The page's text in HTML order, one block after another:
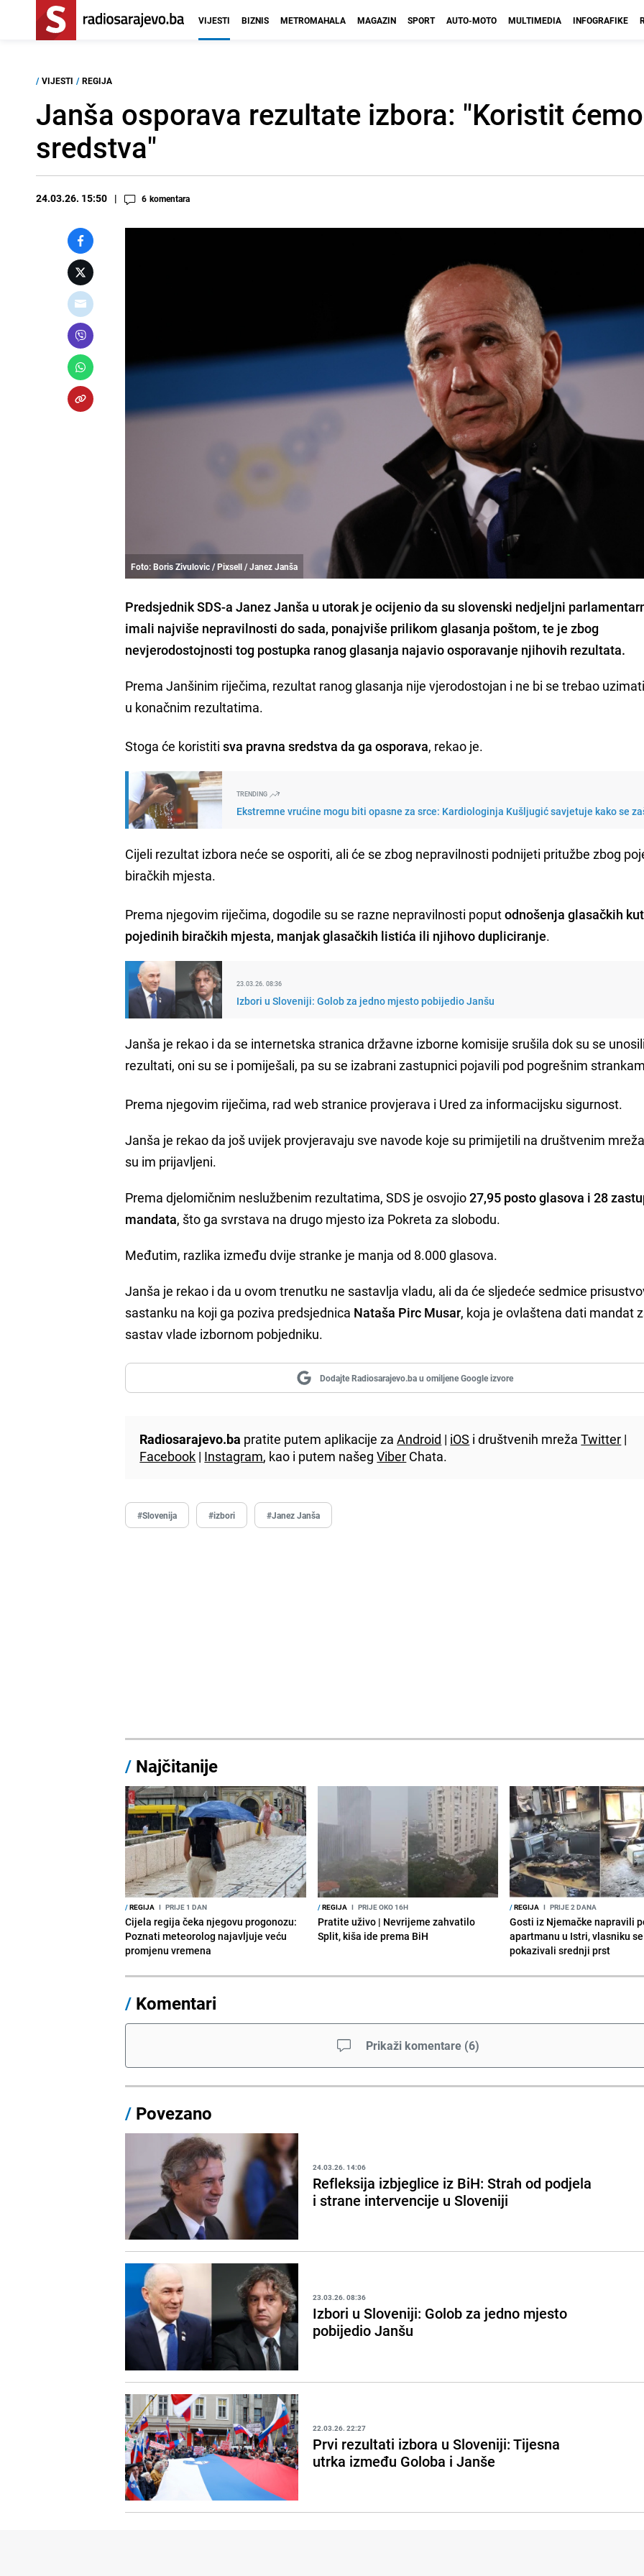
VIJESTI BIZNIS METROMAHALA MAGAZIN SPORT AUTO-MOTO MULTIMEDIA INFOGRAFIKE
/ VIJESTI / REGIJA
Janša osporava rezultate izbora: "Koristit
sredstva"
24.03.26. 15:50 6 komentara
Foto: Boris Zivulovic / Pixsell / Janez Janša
Predsjednik SDS-a Janez Janša u utorak je ocijenio da su slovenski nedjeljni
imali najviše nepravilnosti do sada, ponajviše prilikom glasanja poštom, te je zbog
nevjerodostojnosti tog postupka ranog glasanja najavio osporavanje njihovih rezultata.
Prema Janšinim riječima, rezultat ranog glasanja nije vjerodostojan i ne bi se trebao
u konačnim rezultatima.
Stoga će koristitisva pravna sredstva da ga osporava, rekao je.
TRENDING
Ekstremne vrućine mogu biti opasne za srce: Kardiologinja Kušljugić savjetuje kako se
Cijeli rezultat izbora neće se osporiti, ali će se zbog nepravilnosti podnijeti pritužbe zbog
biračkih mjesta.
Prema njegovim riječima, dogodile su se razne nepravilnosti poputodnošenja glasačkih
pojedinih biračkih mjesta, manjak glasačkih listića ili njihovo dupliciranje.
23.03.26. 08:36
Izbori u Sloveniji: Golob za jedno mjesto pobijedio Janšu
Janša je rekao i da se internetska stranica državne izborne komisije srušila dok su se unosili
rezultati, oni su se i pomiješali, pa su se izabrani zastupnici pojavili pod pogrešnim
Prema njegovim riječima, rad web stranice provjerava i Ured za informacijsku sigurnost.
Janša je rekao da još uvijek provjeravaju sve navode koje su primijetili na društvenim
su im prijavljeni.
Prema djelomičnim neslužbenim rezultatima, SDS je osvojio27,95 posto glasova i 28
mandata, što ga svrstava na drugo mjesto iza Pokreta za slobodu.
Međutim, razlika između dvije stranke je manja od 8.000 glasova.
Janša je rekao i da u ovom trenutku ne sastavlja vladu, ali da će sljedeće sedmice
sastanku na koji ga poziva predsjednica Nataša Pirc Musar, koja je ovlaštena dati mandat
sastav vlade izbornom pobjedniku.
Dodajte Radiosarajevo.ba u omiljene Google izvore
Radiosarajevo.ba pratite putem aplikacije zaAndroid | iOS i društvenih mrežaTwitter |
Facebook | Instagram, kao i putem našegViber Chata.
#Slovenija #izbori #Janez Janša
/ Najčitanije
/REGIJA I PRIJE 1 DAN
Cijela regija čeka njegovu progonozu:
Poznati meteorolog najavljuje veću
promjenu vremena
/REGIJA I PRIJE OKO 16H
Pratite uživo | Nevrijeme zahvatilo
Split, kiša ide prema BiH
/REGIJA I PRIJE 2 DANA
Gosti iz Njemačke napravili
apartmanu u Istri, vlasniku
pokazivali srednji prst
/ Komentari
Prikaži komentare (6)
/ Povezano
24.03.26. 14:06
Refleksija izbjeglice iz BiH: Strah od podjela
i strane intervencije u Sloveniji
23.03.26. 08:36
Izbori u Sloveniji: Golob za jedno mjesto
pobijedio Janšu
22.03.26. 22:27
Prvi rezultati izbora u Sloveniji: Tijesna
utrka između Goloba i Janše